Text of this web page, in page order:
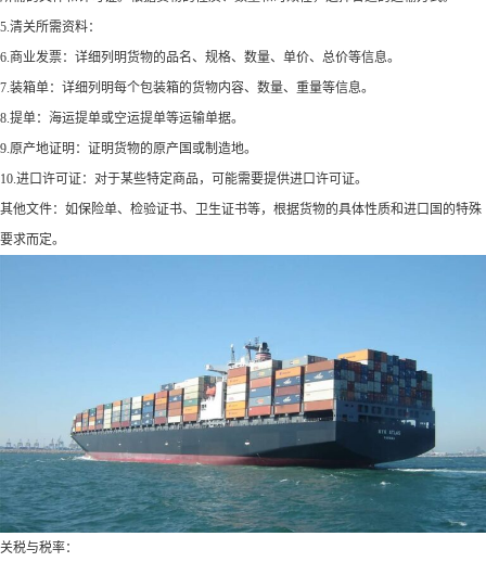
5.清关所需资料：
6.商业发票：详细列明货物的品名、规格、数量、单价、总价等信息。
7.装箱单：详细列明每个包装箱的货物内容、数量、重量等信息。
8.提单：海运提单或空运提单等运输单据。
9.原产地证明：证明货物的原产国或制造地。
10.进口许可证：对于某些特定商品，可能需要提供进口许可证。
其他文件：如保险单、检验证书、卫生证书等，根据货物的具体性质和进口国的特殊
要求而定。
关税与税率：